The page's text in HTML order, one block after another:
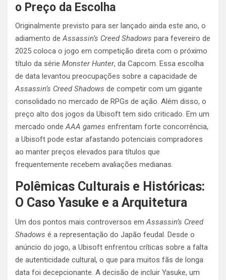
o Preço da Escolha
Originalmente previsto para ser lançado ainda este ano, o
adiamento deAssassin’s Creed Shadows para fevereiro de
2025 coloca o jogo em competição direta com o próximo
título da série Monster Hunter, da Capcom. Essa escolha
de data levantou preocupações sobre a capacidade de
Assassin’s Creed Shadows de competir com um gigante
consolidado no mercado de RPGs de ação. Além disso, o
preço alto dos jogos da Ubisoft tem sido criticado. Em um
mercado ondeAAA games enfrentam forte concorrência,
a Ubisoft pode estar afastando potenciais compradores
ao manter preços elevados para títulos que
frequentemente recebem avaliações medianas.
Polêmicas Culturais e Históricas:
O Caso Yasuke e a Arquitetura
Um dos pontos mais controversos emAssassin’s Creed
Shadows é a representação do Japão feudal. Desde o
anúncio do jogo, a Ubisoft enfrentou críticas sobre a falta
de autenticidade cultural, o que para muitos fãs de longa
data foi decepcionante. A decisão de incluir Yasuke, um